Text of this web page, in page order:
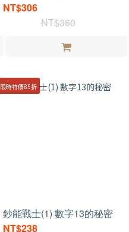
NT$306
NT$360
限時特價85折
鈔能戰士(1) 數字13的秘密
NT$238